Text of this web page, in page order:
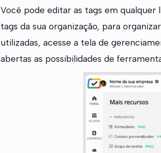
Você pode editar as tags em qualquer
tags da sua organização, para
utilizadas, acesse a tela de
abertas as possibilidades de